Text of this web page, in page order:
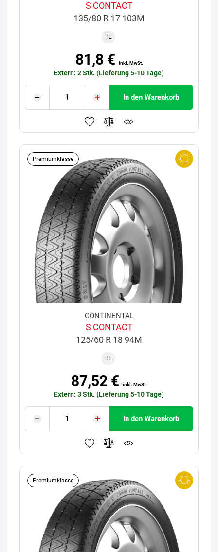
S CONTACT
135/80 R 17 103M
TL
81,8 € inkl. MwSt.
Extern: 2 Stk. (Lieferung 5-10 Tage)
In den Warenkorb
Premiumklasse
CONTINENTAL
S CONTACT
125/60 R 18 94M
TL
87,52 € inkl. MwSt.
Extern: 3 Stk. (Lieferung 5-10 Tage)
In den Warenkorb
Premiumklasse